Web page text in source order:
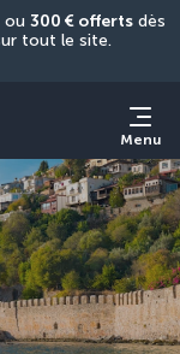
ou 300 € offerts dès
Menu